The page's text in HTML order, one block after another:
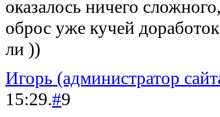
оказалось ничего
оброс уже кучей
ли ))
Игорь (администратор
15:29.#9